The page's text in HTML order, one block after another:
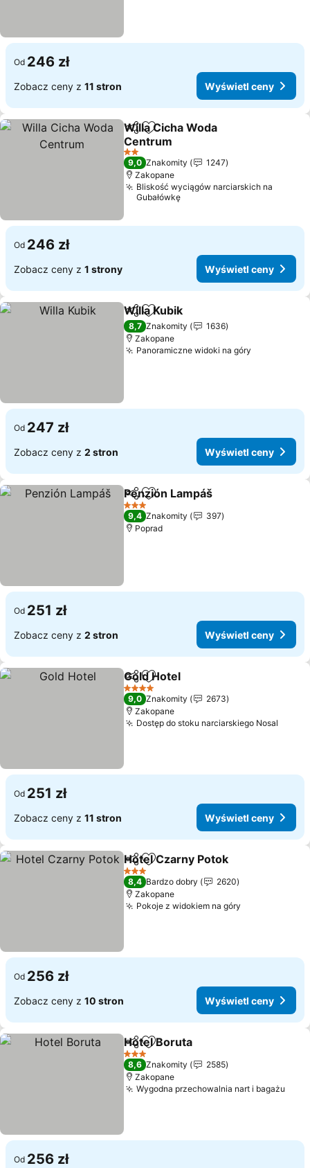
Od 246 zł
Zobacz ceny z 11 stron Wyświetl ceny
Udostępnij
Dodaj do ulubionych
Willa Cicha Woda
Centrum
Wyświetl ceny
2 Kategoria
9,0 Znakomity
1247
Zakopane
Bliskość wyciągów narciarskich na
Gubałówkę
Od 246 zł
Zobacz ceny z 1 strony Wyświetl ceny
Udostępnij
Dodaj do ulubionych
Willa Kubik
8,7 Znakomity
1636
Zakopane
Panoramiczne widoki na góry
Od 247 zł
Zobacz ceny z 2 stron Wyświetl ceny
Udostępnij
Dodaj do ulubionych
Penzión Lampáš
3 Kategoria
9,4 Znakomity
397
Poprad
Od 251 zł
Zobacz ceny z 2 stron Wyświetl ceny
Udostępnij
Dodaj do ulubionych
Gold Hotel
4 Kategoria
9,0 Znakomity
2673
Zakopane
Dostęp do stoku narciarskiego Nosal
Od 251 zł
Zobacz ceny z 11 stron Wyświetl ceny
Udostępnij
Dodaj do ulubionych
Hotel Czarny Potok
3 Kategoria
8,4 Bardzo dobry
2620
Zakopane
Pokoje z widokiem na góry
Od 256 zł
Zobacz ceny z 10 stron Wyświetl ceny
UdostępnijDodaj do ulubionych
Hotel Boruta
3 Kategoria
8,6 Znakomity
2585
Zakopane
Wygodna przechowalnia nart i bagażu
Od 256 zł